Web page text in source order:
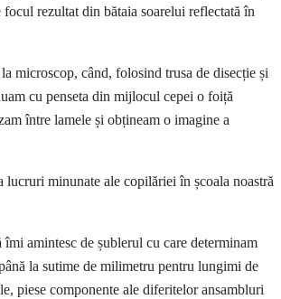
focul rezultat din bătaia soarelui reflectată în
microscop, când, folosind trusa de disecție și
cu penseta din mijlocul cepei o foiță
între lamele și obțineam o imagine a
lucruri minunate ale copilăriei în școala noastră
amintesc de șublerul cu care determinam
la sutime de milimetru pentru lungimi de
piese componente ale diferitelor ansambluri